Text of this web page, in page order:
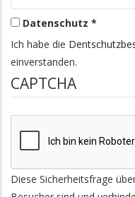
Datenschutz *
Ich habe die
einverstanden.
CAPTCHA
Diese Sicherheitsfrage